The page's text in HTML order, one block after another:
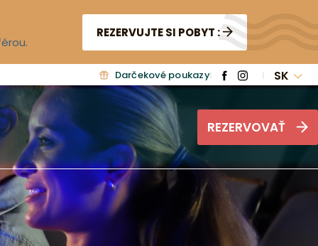
REZERVUJTE SI POBYT :
Darčekové poukazy SK
REZERVOVAŤ